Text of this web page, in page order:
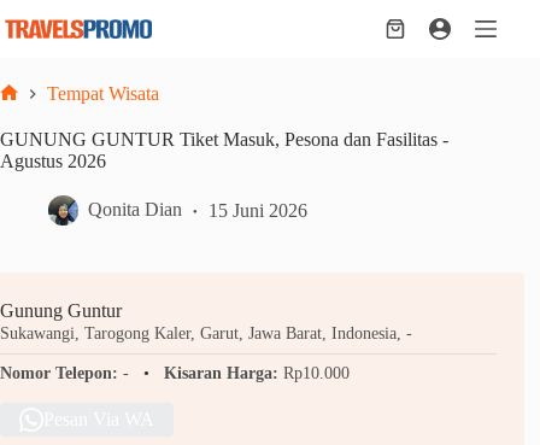
Shopping
Tempat Wisata
GUNUNG GUNTUR Tiket Masuk, Pesona dan Fasilitas -
Agustus 2026
Qonita Dian 15 Juni 2026
Gunung Guntur
Sukawangi, Tarogong Kaler, Garut, Jawa Barat, Indonesia, -
Nomor Telepon: - Kisaran Harga: Rp10.000